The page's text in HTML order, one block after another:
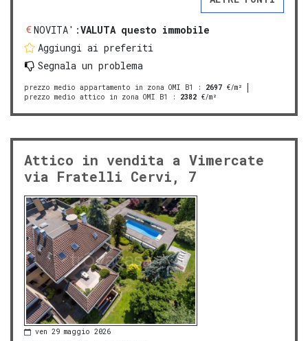
NOVITA':VALUTA questo immobile
Aggiungi ai preferiti
Segnala un problema
prezzo medio appartamento in zona OMI B1 : 2697 €/m²
prezzo medio attico in zona OMI B1
: 2382 €/m²
Attico in vendita a Vimercate
via Fratelli Cervi, 7
ven 29 maggio 2026